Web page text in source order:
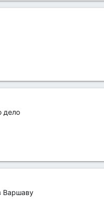
дело
Варшаву